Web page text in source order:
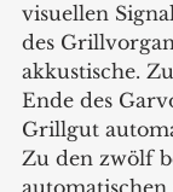
visuellen
des
akkustische.
Ende des
Grillgut
Zu den zwölf